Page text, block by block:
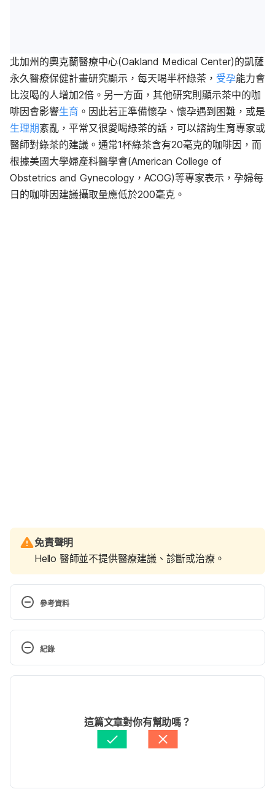
北加州的奧克蘭醫療中心(Oakland Medical Center)的凱薩
永久醫療保健計畫研究顯示，每天喝半杯綠茶， 受孕能力會
比沒喝的人增加2倍。另一方面，其他研究則顯示茶中的咖
啡因會影響生育 。因此若正準備懷孕、懷孕遇到困難，或是
生理期紊亂，平常又很愛喝綠茶的話，可以諮詢生育專家或
醫師對綠茶的建議。通常1杯綠茶含有20毫克的咖啡因，而
根據美國大學婦產科醫學會(American College of
Obstetrics and Gynecology，ACOG)等專家表示，孕婦每
日的咖啡因建議攝取量應低於200毫克。
免責聲明
Hello 醫師並不提供醫療建議、診斷或治療。
參考資料
https://www.babyhopes.com/articles/greentea.html
. Accessed July 5, 2017
help-me-get-pregnant_1403184.bc. Accessed July
紀錄
Alice Chen
賴建翰醫師
更新
這篇文章對你有幫助嗎？